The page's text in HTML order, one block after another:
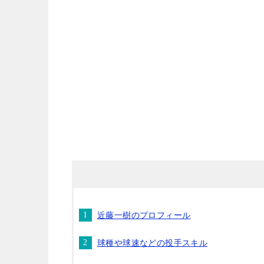
近藤一樹のプロフィール
球種や球速などの投手スキル